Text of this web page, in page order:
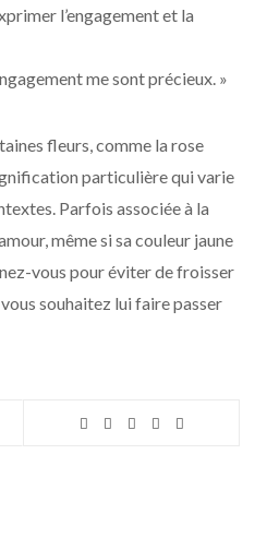
l’engagement et la
me sont précieux. »
fleurs, comme la rose
particulière qui varie
Parfois associée à la
même si sa couleur jaune
vous pour éviter de froisser
souhaitez lui faire passer